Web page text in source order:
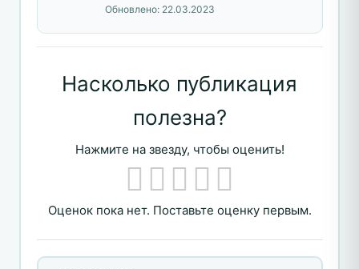
Обновлено: 22.03.2023
Насколько публикация
полезна?
Нажмите на звезду, чтобы оценить!
Оценок пока нет. Поставьте оценку первым.